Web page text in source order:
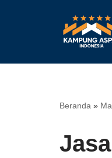
konten
Beranda »